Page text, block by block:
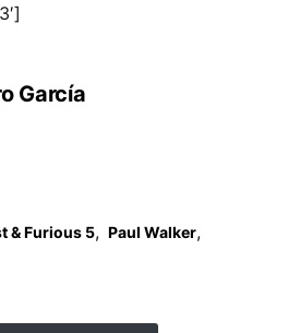
García
& Furious 5, Paul Walker,